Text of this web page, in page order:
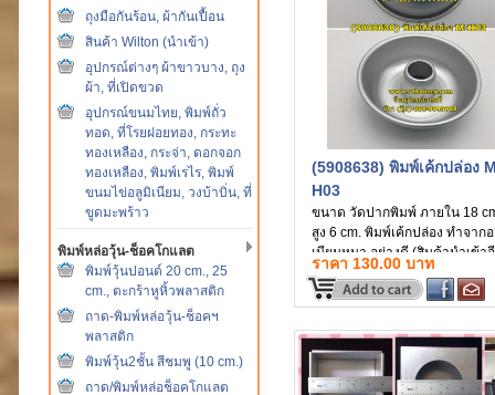
ถุงมือกันร้อน, ผ้ากันเปื้อน
สินค้า Wilton (นำเข้า)
อุปกรณ์ต่างๆ ผ้าขาวบาง, ถุง
ผ้า, ที่เปิดขวด
อุปกรณ์ขนมไทย, พิมพ์ถั่ว
ทอด, ที่โรยฝอยทอง, กระทะ
ทองเหลือง, กระจ่า, ดอกจอก
ทองเหลือง, พิมพ์เรไร, พิมพ์
ขนมไข่อลูมิเนียม, วงบ้าบิ่น, ที่
ขูดมะพร้าว
พิมพ์หล่อวุ้น-ช็อคโกแลต
พิมพ์วุ้นปอนด์ 20 cm., 25
cm., ตะกร้าหูหิ้วพลาสติก
ถาด-พิมพ์หล่อวุ้น-ช็อคฯ
พลาสติก
พิมพ์วุ้น2ชั้น สีชมพู (10 cm.)
ถาด/พิมพ์หล่อช็อคโกแลต
(5908638) พิมพ์เค้กปล่อง
H03
ขนาด วัดปากพิมพ์ ภายใน 18
สูง 6 cm. พิมพ์เค้กปล่อง ทำจาก
เนียมหนา อย่างดี (สินค้านำเข้า
ราคา 130.00 บาท